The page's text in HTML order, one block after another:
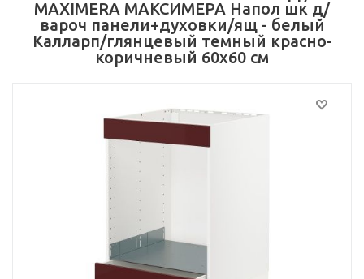
MAXIMERA МАКСИМЕРА Напол шк д/
вароч панели+духовки/ящ - белый
Калларп/глянцевый темный красно-
коричневый 60x60 см